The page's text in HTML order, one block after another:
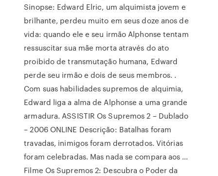
Sinopse: Edward Elric, um alquimista jovem e
brilhante, perdeu muito em seus doze anos de
vida: quando ele e seu irmão Alphonse tentam
ressuscitar sua mãe morta através do ato
proibido de transmutação humana, Edward
perde seu irmão e dois de seus membros. .
Com suas habilidades supremos de alquimia,
Edward liga a alma de Alphonse a uma grande
armadura. ASSISTIR Os Supremos 2 – Dublado
– 2006 ONLINE Descrição: Batalhas foram
travadas, inimigos foram derrotados. Vitórias
foram celebradas. Mas nada se compara aos …
Filme Os Supremos 2: Descubra o Poder da